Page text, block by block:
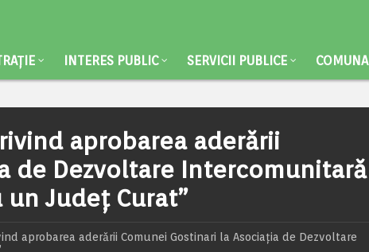
INTERES PUBLIC SERVICII PUBLICE COMUNA
aprobarea aderării
de Dezvoltare Intercomunitară
Judeţ Curat”
aprobarea aderării Comunei Gostinari la Asociaţia de Dezvoltare